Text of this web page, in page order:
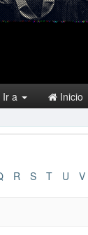
Ir a Inicio
R S T U V